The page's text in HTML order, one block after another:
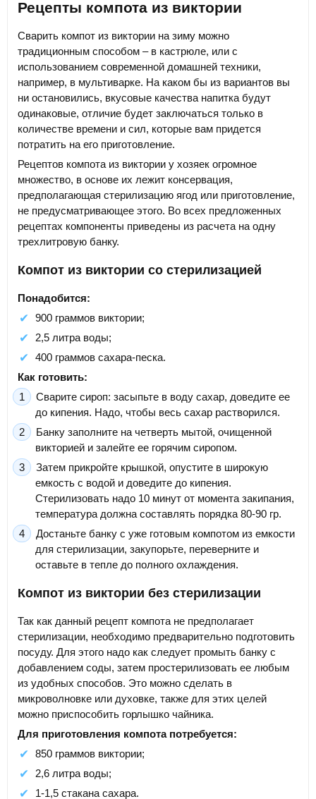
Рецепты компота из виктории
Сварить компот из виктории на зиму можно
традиционным способом – в кастрюле, или с
использованием современной домашней техники,
например, в мультиварке. На каком бы из вариантов вы
ни остановились, вкусовые качества напитка будут
одинаковые, отличие будет заключаться только в
количестве времени и сил, которые вам придется
потратить на его приготовление.
Рецептов компота из виктории у хозяек огромное
множество, в основе их лежит консервация,
предполагающая стерилизацию ягод или приготовление,
не предусматривающее этого. Во всех предложенных
рецептах компоненты приведены из расчета на одну
трехлитровую банку.
Компот из виктории со стерилизацией
Понадобится:
900 граммов виктории;
2,5 литра воды;
400 граммов сахара-песка.
Как готовить:
Сварите сироп: засыпьте в воду сахар, доведите ее
до кипения. Надо, чтобы весь сахар растворился.
Банку заполните на четверть мытой, очищенной
викторией и залейте ее горячим сиропом.
Затем прикройте крышкой, опустите в широкую
емкость с водой и доведите до кипения.
Стерилизовать надо 10 минут от момента закипания,
температура должна составлять порядка 80-90 гр.
Достаньте банку с уже готовым компотом из емкости
для стерилизации, закупорьте, переверните и
оставьте в тепле до полного охлаждения.
Компот из виктории без стерилизации
Так как данный рецепт компота не предполагает
стерилизации, необходимо предварительно подготовить
посуду. Для этого надо как следует промыть банку с
добавлением соды, затем простерилизовать ее любым
из удобных способов. Это можно сделать в
микроволновке или духовке, также для этих целей
можно приспособить горлышко чайника.
Для приготовления компота потребуется:
850 граммов виктории;
2,6 литра воды;
1-1,5 стакана сахара.